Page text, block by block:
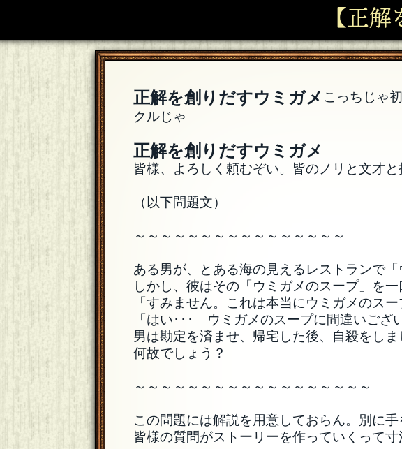
【正
正解を創りだすウミガメ こっちじゃ
クルじゃ
正解を創りだすウミガメ
皆様、よろしく頼むぞい。皆のノリと文才
（以下問題文）
～～～～～～～～～～～～～～～～
ある男が、とある海の見えるレストランで
しかし、彼はその「ウミガメのスープ」を
「すみません。これは本当にウミガメのスー
「はい･･･ ウミガメのスープに間違いござ
男は勘定を済ませ、帰宅した後、自殺をしま
何故でしょう？
～～～～～～～～～～～～～～～～～～
この問題には解説を用意しておらん。別に
皆様の質問がストーリーを作っていくって寸